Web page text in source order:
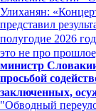
Улиханян:
представил
полугодие 2026
это не про
министр
просьбой
заключенных,
"Обводный